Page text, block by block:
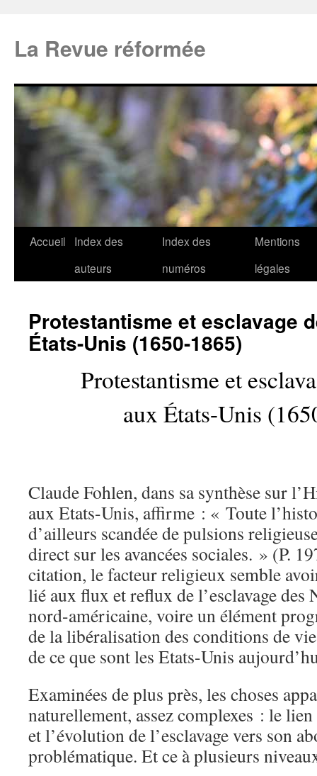
La Revue réformée
Accueil
Index des
auteurs
Index des
numéros
Mentions
légales
Protestantisme et esclavage
États-Unis (1650-1865)
Protestantisme et
aux États-Unis
Claude Fohlen, dans sa synthèse sur
aux Etats-Unis, affirme : « Toute
d’ailleurs scandée de pulsions
direct sur les avancées sociales. » (P.
citation, le facteur religieux semble
lié aux flux et reflux de l’esclavage des
nord-américaine, voire un élément
de la libéralisation des conditions de
de ce que sont les Etats-Unis
Examinées de plus près, les choses
naturellement, assez complexes : le
et l’évolution de l’esclavage vers son
problématique. Et ce à plusieurs